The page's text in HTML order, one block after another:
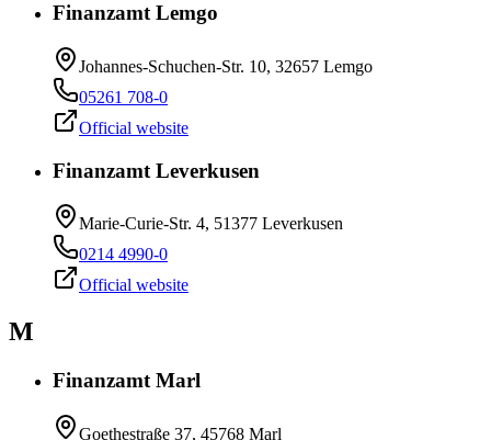
Finanzamt Lemgo
Johannes-Schuchen-Str. 10, 32657 Lemgo
05261 708-0
Official website
Finanzamt Leverkusen
Marie-Curie-Str. 4, 51377 Leverkusen
0214 4990-0
Official website
M
Finanzamt Marl
Goethestraße 37, 45768 Marl